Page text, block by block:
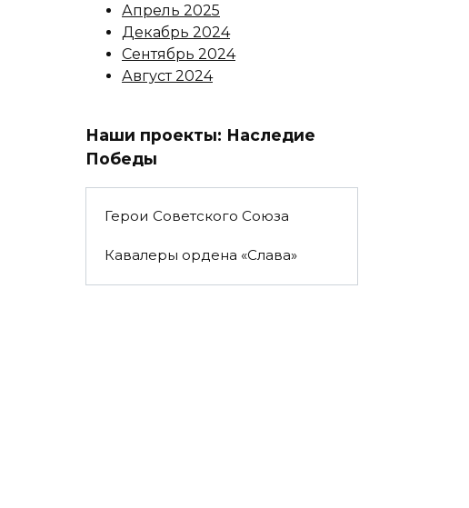
Апрель 2025
Декабрь 2024
Сентябрь 2024
Август 2024
Наши проекты: Наследие
Победы
Герои Советского Союза
Кавалеры ордена «Слава»